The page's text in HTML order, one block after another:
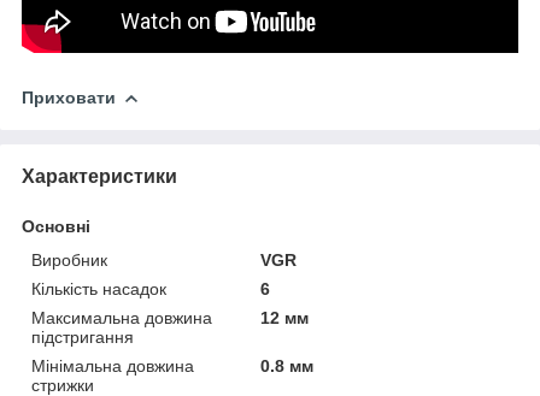
Приховати
Характеристики
Основні
Виробник
VGR
Кількість насадок
6
Максимальна довжина
підстригання
12 мм
Мінімальна довжина
стрижки
0.8 мм